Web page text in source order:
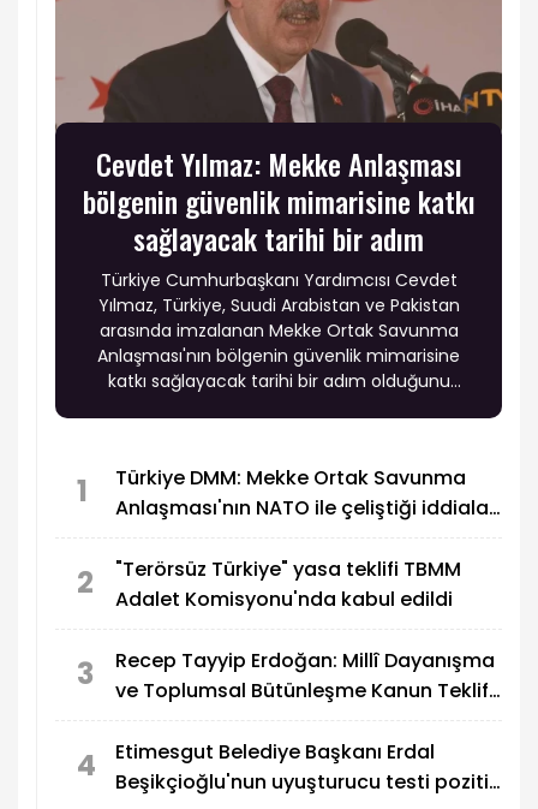
Cevdet Yılmaz: Mekke Anlaşması
bölgenin güvenlik mimarisine katkı
sağlayacak tarihi bir adım
Türkiye Cumhurbaşkanı Yardımcısı Cevdet
Yılmaz, Türkiye, Suudi Arabistan ve Pakistan
arasında imzalanan Mekke Ortak Savunma
Anlaşması'nın bölgenin güvenlik mimarisine
katkı sağlayacak tarihi bir adım olduğunu
kazandırmasını beklediklerini ifade etti.
1
Türkiye DMM: Mekke Ortak Savunma
Anlaşması'nın NATO ile çeliştiği iddiaları
2
"Terörsüz Türkiye" yasa teklifi TBMM
Adalet Komisyonu'nda kabul edildi
3
Recep Tayyip Erdoğan: Millî Dayanışma
ve Toplumsal Bütünleşme Kanun Teklifi,
hedefliyor
4
Etimesgut Belediye Başkanı Erdal
Beşikçioğlu'nun uyuşturucu testi pozitif